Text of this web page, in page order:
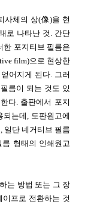
사체의 상(像)을 현
로 나타난 것. 간단
한 포지티브 필름은
film)으로 현상한
어지게 된다. 그러
름이 되는 것도 있
다. 출판에서 포지
는데, 도판원고에
일단 네거티브 필름
형태의 인쇄원고
는 방법 또는 그 장
프로 전환하는 것